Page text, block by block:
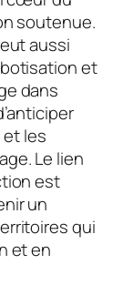
soutenue.
aussi
et
dans
les
Le lien
est
un
qui
et en